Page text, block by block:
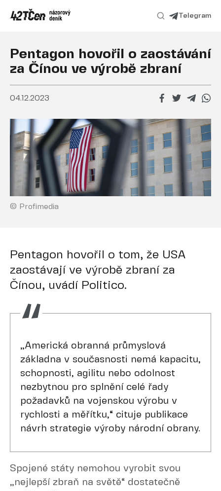
Telegram
Pentagon hovořil o zaostávání
za Čínou ve výrobě zbraní
04.12.2023
© Profimedia
Pentagon hovořil o tom, že USA
zaostávají ve výrobě zbraní za
Čínou, uvádí Politico.
„Americká obranná průmyslová
základna v současnosti nemá kapacitu,
schopnosti, agilitu nebo odolnost
nezbytnou pro splnění celé řady
požadavků na vojenskou výrobu v
rychlosti a měřítku,“ cituje publikace
návrh strategie výroby národní obrany.
Spojené státy nemohou vyrobit svou
„nejlepší zbraň na světě“ dostatečně